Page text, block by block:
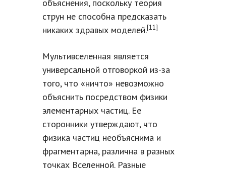
объяснения, поскольку теория
струн не способна предсказать
никаких здравых моделей.[11]
Мультивселенная является
универсальной отговоркой из-за
того, что «ничто» невозможно
объяснить посредством физики
элементарных частиц. Ее
сторонники утверждают, что
физика частиц необъяснима и
фрагментарна, различна в разных
точках Вселенной. Разные